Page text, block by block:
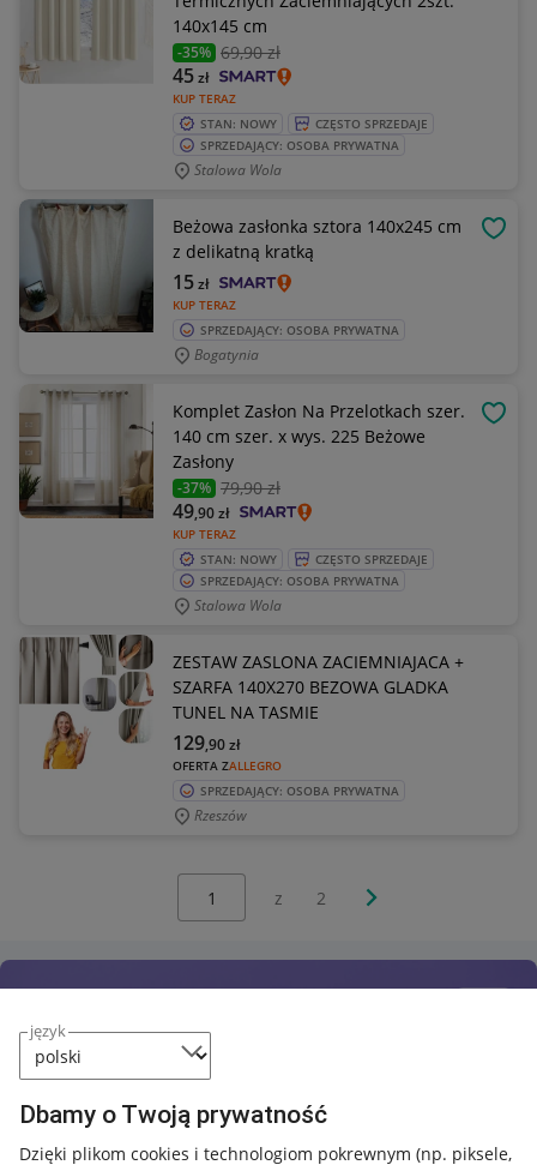
język
Dbamy o Twoją prywatność
Dzięki plikom cookies i technologiom pokrewnym (np. piksele,
140x145 cm
-35% 69,90 zł
KUP TERAZ
45zł
STAN: NOWY
CZĘSTO SPRZEDAJE
SPRZEDAJĄCY: OSOBA PRYWATNA
Stalowa Wola
Beżowa zasłonka sztora 140x245 cm
z delikatną kratką
KUP TERAZ
15zł
SPRZEDAJĄCY: OSOBA PRYWATNA
Bogatynia
Komplet Zasłon Na Przelotkach szer.
140 cm szer. x wys. 225 Beżowe
Zasłony
-37% 79,90 zł
KUP TERAZ
49,90zł
STAN: NOWY
CZĘSTO SPRZEDAJE
SPRZEDAJĄCY: OSOBA PRYWATNA
Stalowa Wola
ZESTAW ZASLONA ZACIEMNIAJACA +
SZARFA 140X270 BEZOWA GLADKA
TUNEL NA TASMIE
OFERTA ZALLEGRO
129,90zł
SPRZEDAJĄCY: OSOBA PRYWATNA
Rzeszów
z 2 Następna strona